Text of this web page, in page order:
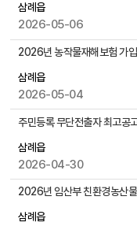
색사
게
물
록
으
삼례읍
2026-05-06
삼례읍
2026-05-04
주민등록 무단전출자 최고공
삼례읍
2026-04-30
2026년 임산부 친환경농산
삼례읍